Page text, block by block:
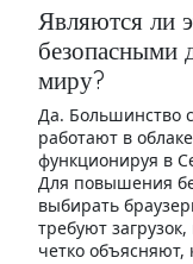
Являются ли
безопасными
миру?
Да. Большинство
работают в
функционируя в
Для повышения
выбирать
требуют
четко